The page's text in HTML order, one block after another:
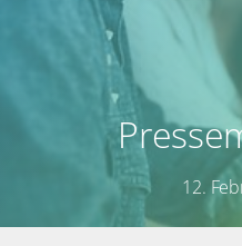
12.